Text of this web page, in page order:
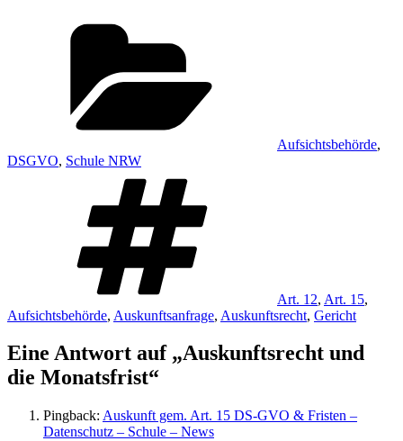
Aufsichtsbehörde,
DSGVO, Schule NRW
Art. 12, Art. 15,
Aufsichtsbehörde, Auskunftsanfrage, Auskunftsrecht, Gericht
Eine Antwort auf „Auskunftsrecht und
die Monatsfrist“
Pingback: Auskunft gem. Art. 15 DS-GVO & Fristen –
Datenschutz – Schule – News